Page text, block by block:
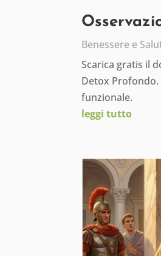
Benessere e
Scarica gratis il
Detox
funzionale.
leggi tutto